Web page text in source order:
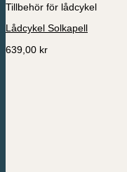
Tillbehör för lådcykel
Lådcykel Solkapell
639,00 kr